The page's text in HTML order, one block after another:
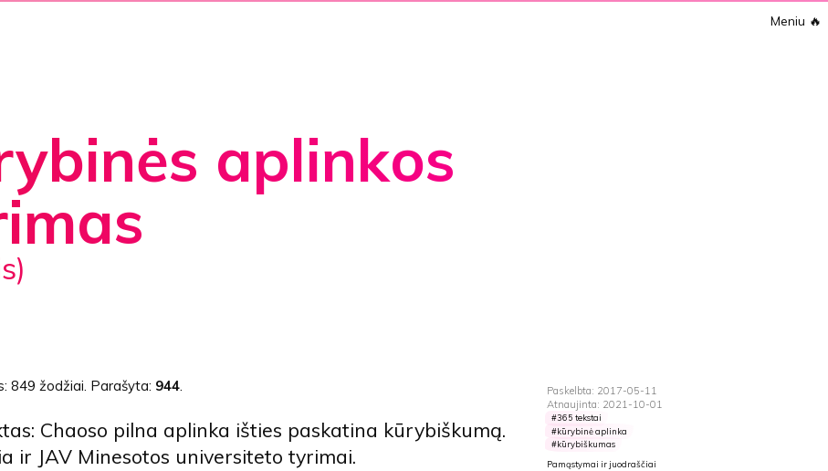
Meniu 🔥
aplinkos
Paskelbta: 2017-05-11
Atnaujinta: 2021-10-01
365 tekstai
kūrybinė aplinka
kūrybiškumas
Pamąstymai ir juodraščiai
849 žodžiai . Parašyta: 944.
Chaoso pilna aplinka išties paskatina kūrybiškumą.
ir JAV Minesotos universiteto tyrimai.